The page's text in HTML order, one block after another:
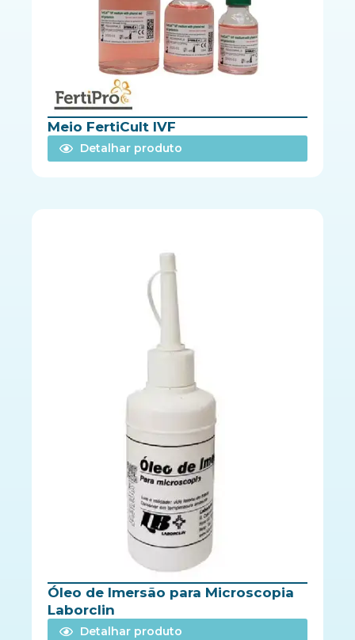
Meio FertiCult IVF
Detalhar produto
Óleo de Imersão para Microscopia
Laborclin
Detalhar produto